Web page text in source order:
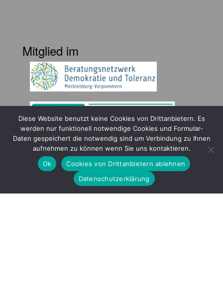
Mitglied im
Gefördert durch
Diese Website benutzt keine Cookies von Drittanbietern. Es
werden nur funktionell notwendige Cookies und Formular-
Daten gespeichert die notwendig sind um Verbindung zu Ihnen
aufnehmen zu können wenn Sie uns kontaktieren.
Ok
Cookies von Drittanbietern ablehnen
Datenschutzerklärung